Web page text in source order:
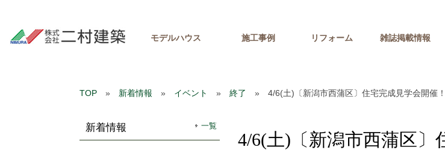
モデルハウス 施工事例 リフォーム 雑誌掲載情報
TOP » 新着情報 » イベント » 終了 » 4/6(土)〔新潟市西蒲区〕住宅完成見学会開催！
4/6(土)〔新潟市西蒲区〕
新着情報 一覧